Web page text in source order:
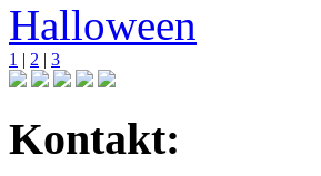
Halloween
1 | 2 | 3
Kontakt: